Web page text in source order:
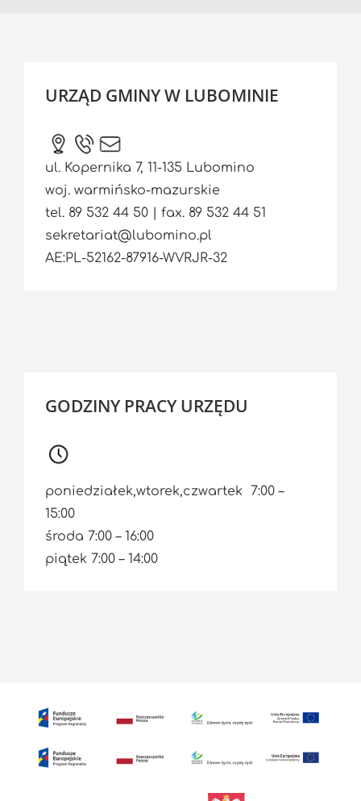
URZĄD GMINY W LUBOMINIE
ul. Kopernika 7, 11-135 Lubomino
woj. warmińsko-mazurskie
tel. 89 532 44 50 | fax. 89 532 44 51
sekretariat@lubomino.pl
AE:PL-52162-87916-WVRJR-32
GODZINY PRACY URZĘDU
poniedziałek,wtorek,czwartek 7:00 –
15:00
środa 7:00 – 16:00
piątek 7:00 – 14:00